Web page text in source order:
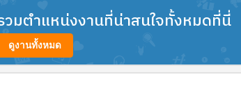
วมตำแหน่งงานที่น่าสนใจทั้งหมดที่นี่
ดูงานทั้งหมด